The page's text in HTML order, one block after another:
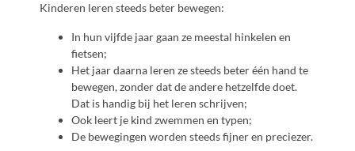
Kinderen leren steeds beter bewegen:
In hun vijfde jaar gaan ze meestal hinkelen en
fietsen;
Het jaar daarna leren ze steeds beter één hand te
bewegen, zonder dat de andere hetzelfde doet.
Dat is handig bij het leren schrijven;
Ook leert je kind zwemmen en typen;
De bewegingen worden steeds fijner en preciezer.